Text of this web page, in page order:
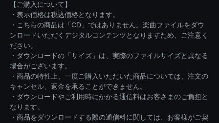
【ご購入について】
・表示価格は税込価格となります。
・こちらの商品は「CD」ではありません。楽曲ファイルをダウ
ンロードいただくデジタルコンテンツとなりますため、ご注意く
ださい。
・ダウンロードの「サイズ」は、実際のファイルサイズと異なる
場合がございます。
・商品の特性上、一度ご購入いただいた商品については、注文の
キャンセル、返金を承ることができません。
・ダウンロードやご利用時にかかる通信料はお客さまのご負担と
なります。
・商品をダウンロードする際の通信料に関しては、お客様がご契